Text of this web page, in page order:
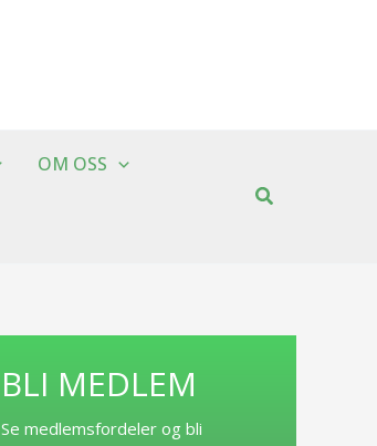
OM OSS
BLI MEDLEM
Se medlemsfordeler og bli